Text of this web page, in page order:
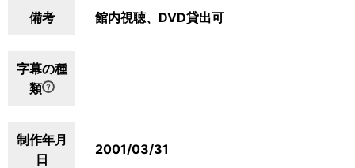
備考 館内視聴、DVD貸出可
字幕の種
類
制作年月
日
2001/03/31